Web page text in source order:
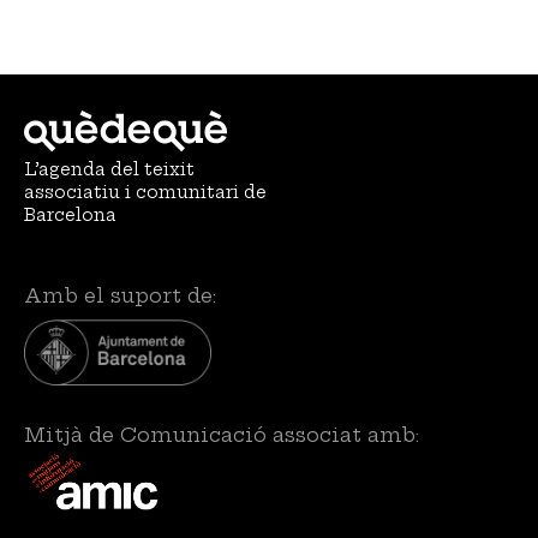
L’agenda del teixit
associatiu i comunitari de
Barcelona
Amb el suport de:
Mitjà de Comunicació associat amb: